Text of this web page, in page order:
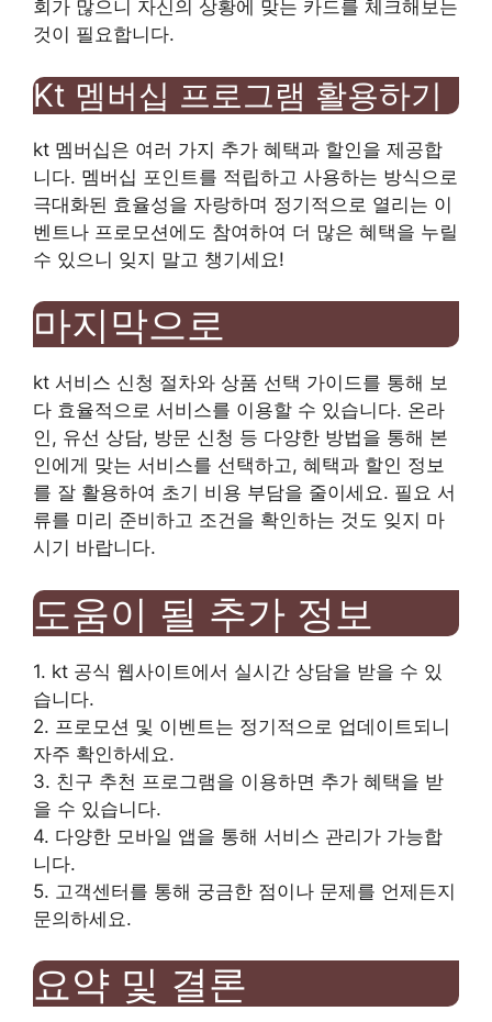
회가 많으니 자신의 상황에 맞는 카드를 체크해보는
것이 필요합니다.
Kt 멤버십 프로그램 활용하기
kt 멤버십은 여러 가지 추가 혜택과 할인을 제공합
니다. 멤버십 포인트를 적립하고 사용하는 방식으로
극대화된 효율성을 자랑하며 정기적으로 열리는 이
벤트나 프로모션에도 참여하여 더 많은 혜택을 누릴
수 있으니 잊지 말고 챙기세요!
마지막으로
kt 서비스 신청 절차와 상품 선택 가이드를 통해 보
다 효율적으로 서비스를 이용할 수 있습니다. 온라
인, 유선 상담, 방문 신청 등 다양한 방법을 통해 본
인에게 맞는 서비스를 선택하고, 혜택과 할인 정보
를 잘 활용하여 초기 비용 부담을 줄이세요. 필요 서
류를 미리 준비하고 조건을 확인하는 것도 잊지 마
시기 바랍니다.
도움이 될 추가 정보
1. kt 공식 웹사이트에서 실시간 상담을 받을 수 있
습니다.
2. 프로모션 및 이벤트는 정기적으로 업데이트되니
자주 확인하세요.
3. 친구 추천 프로그램을 이용하면 추가 혜택을 받
을 수 있습니다.
4. 다양한 모바일 앱을 통해 서비스 관리가 가능합
니다.
5. 고객센터를 통해 궁금한 점이나 문제를 언제든지
문의하세요.
요약 및 결론